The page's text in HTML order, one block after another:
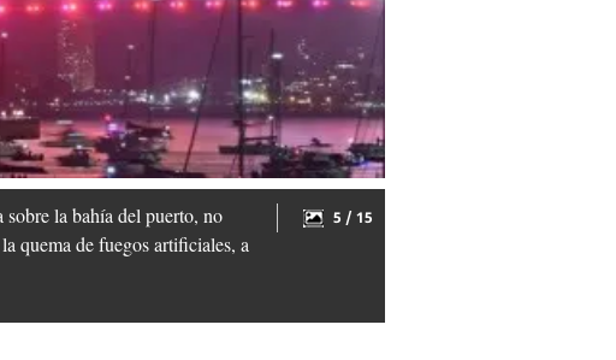
la bahía del puerto, no
quema de fuegos artificiales, a
5 / 15